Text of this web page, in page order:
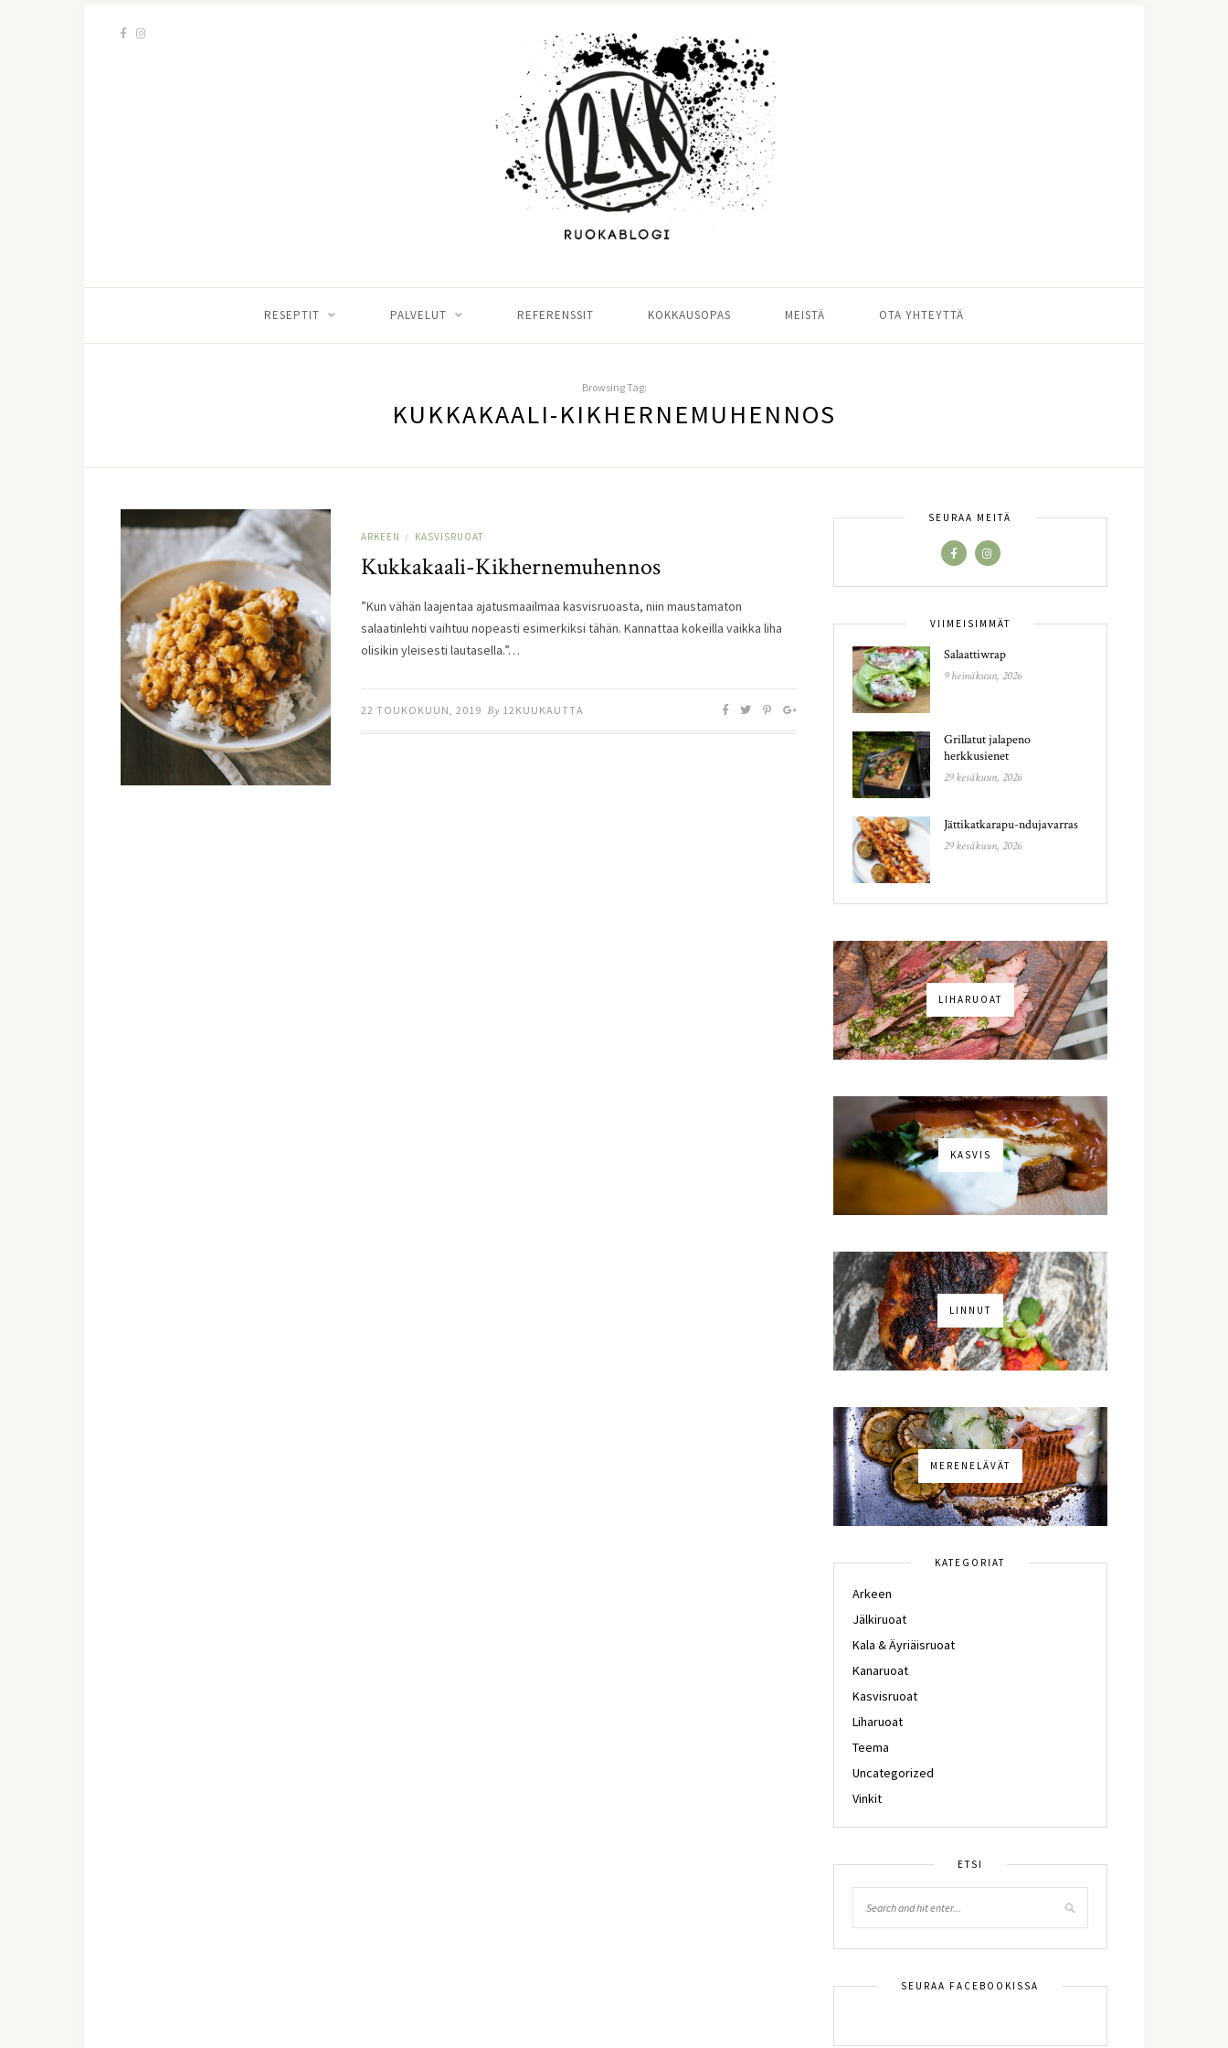
RESEPTIT PALVELUT REFERENSSIT KOKKAUSOPAS MEISTÄ OTA YHTEYTTÄ
Browsing Tag:
KUKKAKAALI-KIKHERNEMUHENNOS
ARKEEN / KASVISRUOAT
Kukkakaali-Kikhernemuhennos
”Kun vähän laajentaa ajatusmaailmaa kasvisruoasta, niin maustamaton
salaatinlehti vaihtuu nopeasti esimerkiksi tähän. Kannattaa kokeilla vaikka liha
olisikin yleisesti lautasella.”…
22 TOUKOKUUN, 2019 By 12KUUKAUTTA
SEURAA MEITÄ
VIIMEISIMMÄT
Salaattiwrap
9 heinäkuun, 2026
Grillatut jalapeno
herkkusienet
29 kesäkuun, 2026
Jättikatkarapu-ndujavarras
29 kesäkuun, 2026
LIHARUOAT
KASVIS
LINNUT
MERENELÄVÄT
KATEGORIAT
Arkeen
Jälkiruoat
Kala & Äyriäisruoat
Kanaruoat
Kasvisruoat
Liharuoat
Teema
Uncategorized
Vinkit
ETSI
SEURAA FACEBOOKISSA